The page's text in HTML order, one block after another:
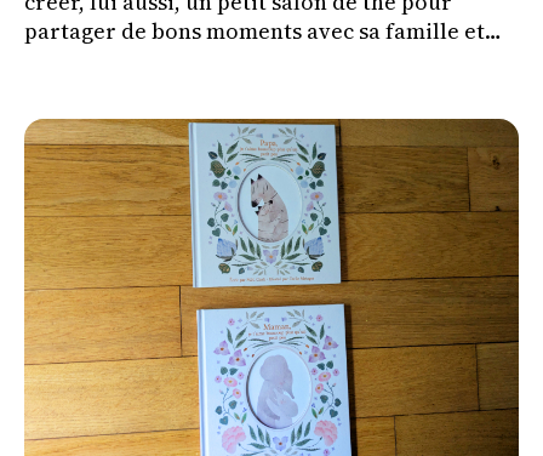
partager de bons moments avec sa famille et